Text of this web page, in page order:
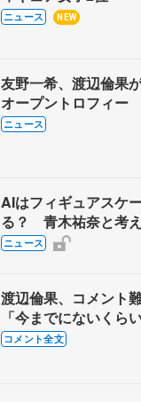
ニュース NEW
友野一希、渡辺倫果
オープントロフィー
ニュース
AIはフィギュアスケ
る？ 青木祐奈と考
ニングの未来
ニュース
渡辺倫果、コメント
「今までにないくら
れている」 【アジ
コメント全文